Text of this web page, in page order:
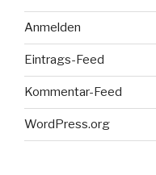
Anmelden
Eintrags-Feed
Kommentar-Feed
WordPress.org